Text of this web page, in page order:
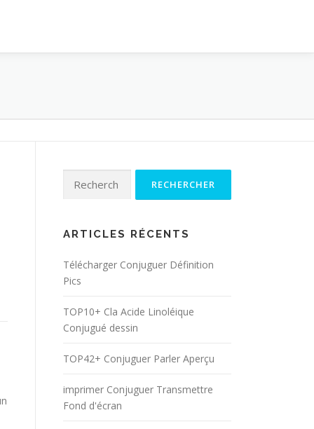
Rechercher :
ARTICLES RÉCENTS
Télécharger Conjuguer Définition
Pics
TOP10+ Cla Acide Linoléique
Conjugué dessin
TOP42+ Conjuguer Parler Aperçu
imprimer Conjuguer Transmettre
Fond d'écran